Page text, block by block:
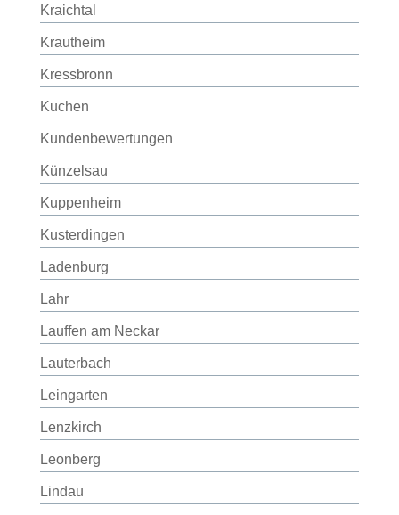
Kraichtal
Krautheim
Kressbronn
Kuchen
Kundenbewertungen
Künzelsau
Kuppenheim
Kusterdingen
Ladenburg
Lahr
Lauffen am Neckar
Lauterbach
Leingarten
Lenzkirch
Leonberg
Lindau